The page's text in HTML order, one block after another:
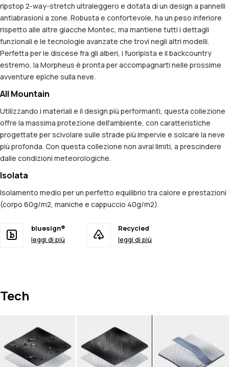
ripstop 2-way-stretch ultraleggero e dotata di un design a pannelli
antiabrasioni a zone. Robusta e confortevole, ha un peso inferiore
rispetto alle altre giacche Montec, ma mantiene tutti i dettagli
funzionali e le tecnologie avanzate che trovi negli altri modelli.
Perfetta per le discese fra gli alberi, i fuoripista e il backcountry
estremo, la Morpheus è pronta per accompagnarti nelle prossime
avventure epiche sulla neve.
All Mountain
Utilizzando i materiali e il design più performanti, questa collezione
offre la massima protezione dell'ambiente, con caratteristiche
progettate per scivolare sulle strade più impervie e solcare la neve
più profonda. Con questa collezione non avrai limiti, a prescindere
dalle condizioni meteorologiche.
Isolata
Isolamento medio per un perfetto equilibrio tra calore e prestazioni
(corpo 60g/m2, maniche e cappuccio 40g/m2).
bluesign®
leggi di piú
Recycled
leggi di piú
Tech